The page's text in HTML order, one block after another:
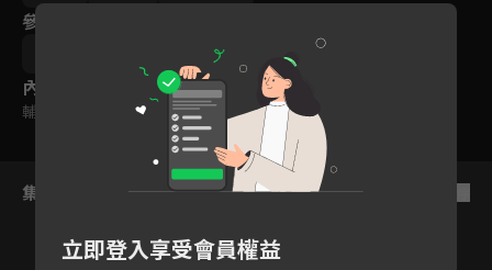
參與演員
內容標籤
輔導十二歲級
集數列表
立即登入享受會員權益